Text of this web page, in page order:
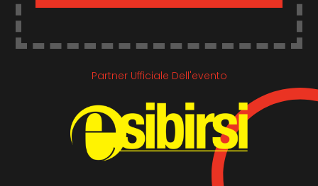
Partner Ufficiale Dell'evento